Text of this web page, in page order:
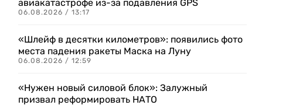
авиакатастрофе из-за подавления GPS
06.08.2026 / 13:17
«Шлейф в десятки километров»: появились фото
места падения ракеты Маска на Луну
06.08.2026 / 12:59
«Нужен новый силовой блок»: Залужный
призвал реформировать НАТО